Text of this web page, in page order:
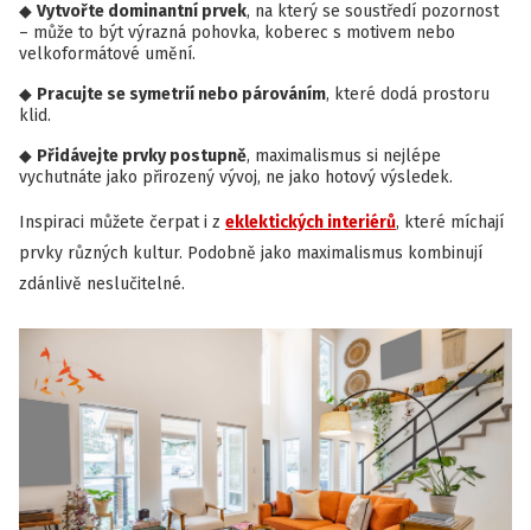
Vytvořte dominantní prvek, na který se soustředí pozornost
– může to být výrazná pohovka, koberec s motivem nebo
velkoformátové umění.
Pracujte se symetrií nebo párováním, které dodá prostoru
klid.
Přidávejte prvky postupně, maximalismus si nejlépe
vychutnáte jako přirozený vývoj, ne jako hotový výsledek.
Inspiraci můžete čerpat i z eklektických interiérů, které míchají
prvky různých kultur. Podobně jako maximalismus kombinují
zdánlivě neslučitelné.